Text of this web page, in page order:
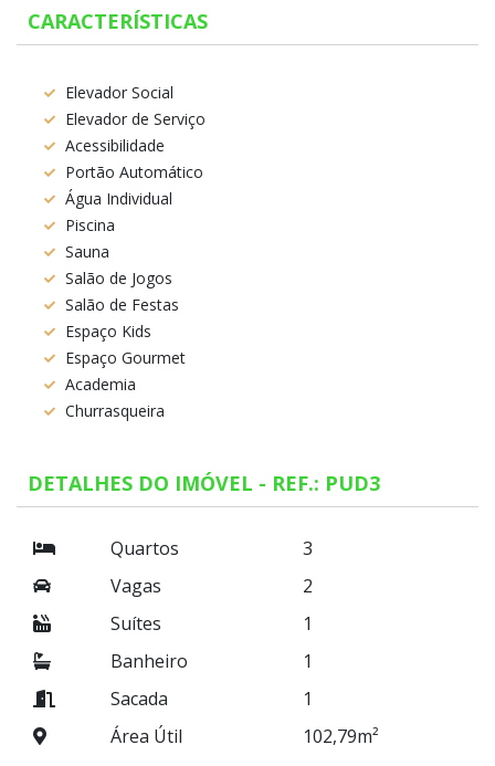
CARACTERÍSTICAS
Elevador Social
Elevador de Serviço
Acessibilidade
Portão Automático
Água Individual
Piscina
Sauna
Salão de Jogos
Salão de Festas
Espaço Kids
Espaço Gourmet
Academia
Churrasqueira
DETALHES DO IMÓVEL - REF.: PUD3
Quartos
3
Vagas
2
Suítes
1
Banheiro
1
Sacada
1
Área Útil
102,79m²